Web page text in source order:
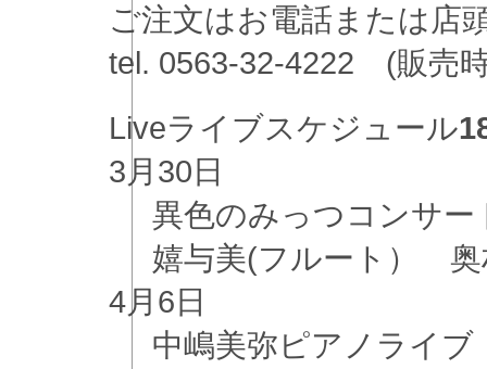
ご注文はお電話または
tel. 0563-32-4222 (販売
Liveライブスケジュール
3月 30日
異色のみっつコンサー
嬉与美(フルート）
4月 6日
中嶋美弥ピアノライブ